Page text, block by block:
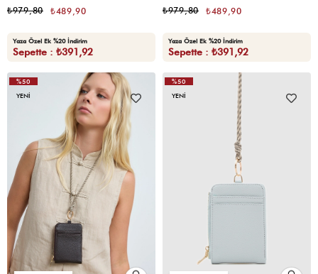
₺489,90
₺979,80
Yaza Özel Ek %20 İndirim
Sepette : ₺391,92
₺489,90
₺979,80
Yaza Özel Ek %20 İndirim
Sepette : ₺391,92
%50
YENI
%50
YENI